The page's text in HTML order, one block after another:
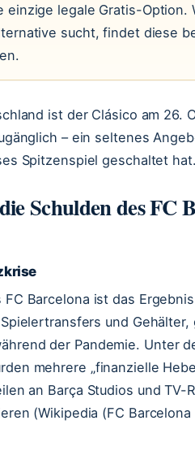
einzige legale Gratis-Option.
sucht, findet diese
ist der Clásico am 26.
– ein seltenes
Spitzenspiel geschaltet
Schulden des FC
Barcelona ist das
und Gehälter,
der Pandemie. Unter
mehrere „finanzielle
an Barça Studios und TV-
(Wikipedia (FC Barcelona